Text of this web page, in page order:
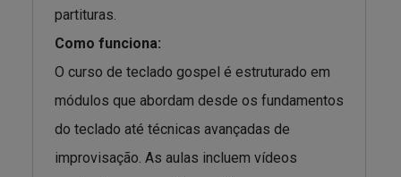
partituras.
Como funciona:
O curso de teclado gospel é estruturado em
módulos que abordam desde os fundamentos
do teclado até técnicas avançadas de
improvisação. As aulas incluem vídeos